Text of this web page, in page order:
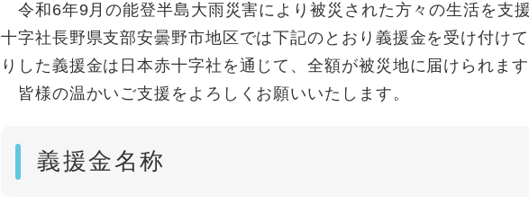
令和6年9月の能登半島大雨災害により被災された方々の生活を支
十字社長野県支部安曇野市地区では下記のとおり義援金を受け付け
りした義援金は日本赤十字社を通じて、全額が被災地に届けられます
皆様の温かいご支援をよろしくお願いいたします。
義援金名称